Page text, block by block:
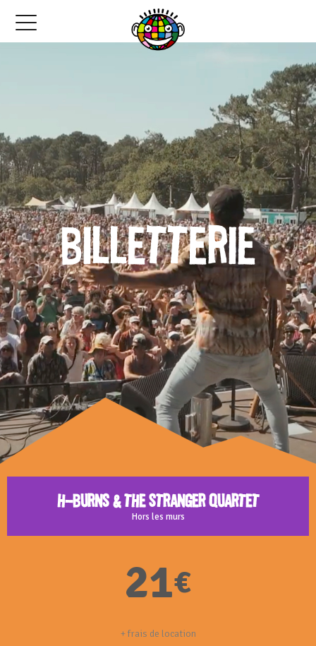
Billetterie
H-Burns & the Stranger Quartet
Hors les murs
21€
+ frais de location